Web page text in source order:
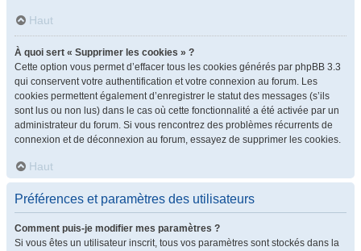
Haut
À quoi sert « Supprimer les cookies » ?
Cette option vous permet d’effacer tous les cookies générés par phpBB 3.3
qui conservent votre authentification et votre connexion au forum. Les
cookies permettent également d’enregistrer le statut des messages (s’ils
sont lus ou non lus) dans le cas où cette fonctionnalité a été activée par un
administrateur du forum. Si vous rencontrez des problèmes récurrents de
connexion et de déconnexion au forum, essayez de supprimer les cookies.
Haut
Préférences et paramètres des utilisateurs
Comment puis-je modifier mes paramètres ?
Si vous êtes un utilisateur inscrit, tous vos paramètres sont stockés dans la